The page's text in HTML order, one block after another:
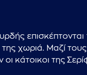
επισκέπτονται
της χωριά. Μαζί
κάτοικοι της